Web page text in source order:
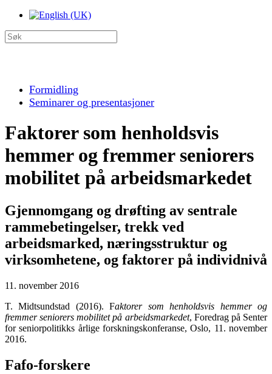
Formidling
Seminarer og presentasjoner
Faktorer som henholdsvis
hemmer og fremmer seniorers
mobilitet på arbeidsmarkedet
Gjennomgang og drøfting av sentrale
rammebetingelser, trekk ved
arbeidsmarked, næringsstruktur og
virksomhetene, og faktorer på individnivå
11. november 2016
T. Midtsundstad (2016). Faktorer som henholdsvis hemmer og
fremmer seniorers mobilitet på arbeidsmarkedet, Foredrag på Senter
for seniorpolitikks årlige forskningskonferanse, Oslo, 11. november
2016.
Fafo-forskere